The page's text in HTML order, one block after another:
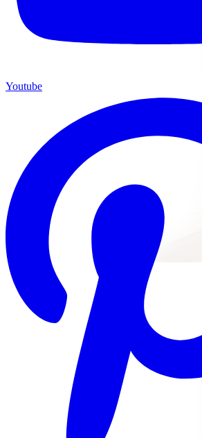
Youtube